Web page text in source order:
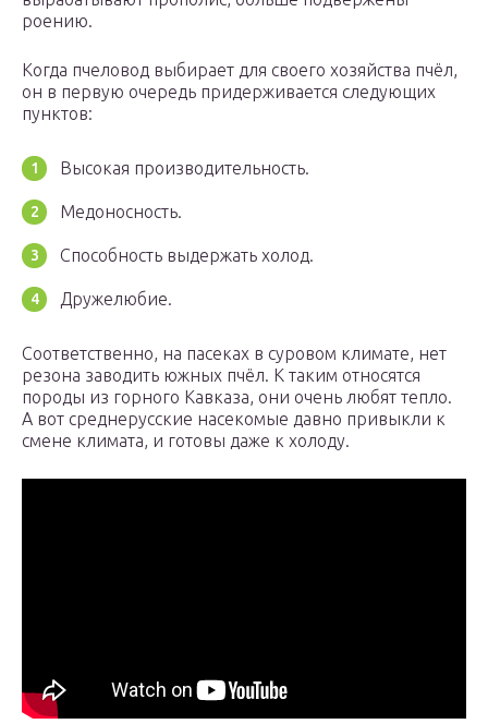
роению.
Когда пчеловод выбирает для своего хозяйства пчёл,
он в первую очередь придерживается следующих
пунктов:
Высокая производительность.
Медоносность.
Способность выдержать холод.
Дружелюбие.
Соответственно, на пасеках в суровом климате, нет
резона заводить южных пчёл. К таким относятся
породы из горного Кавказа, они очень любят тепло.
А вот среднерусские насекомые давно привыкли к
смене климата, и готовы даже к холоду.